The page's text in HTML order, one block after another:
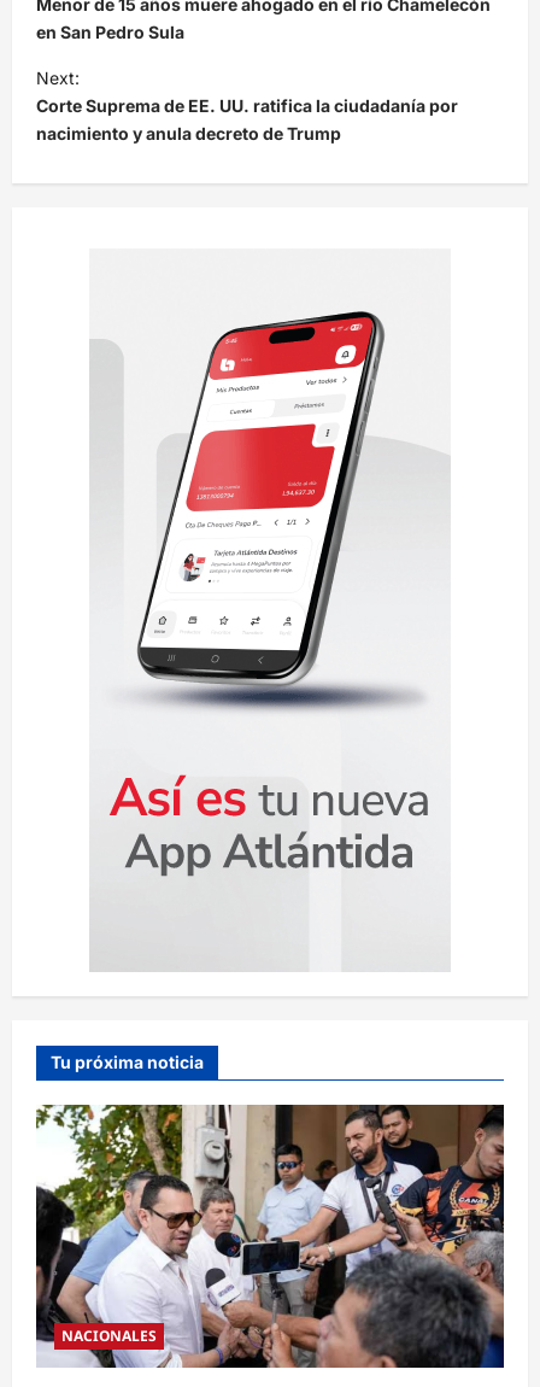
v
e
g
a
c
Menor de 15 años muere ahogado en el río Chamelecón
en San Pedro Sula
Next:
Corte Suprema de EE. UU. ratifica la ciudadanía por
nacimiento y anula decreto de Trump
Tu próxima noticia
NACIONALES